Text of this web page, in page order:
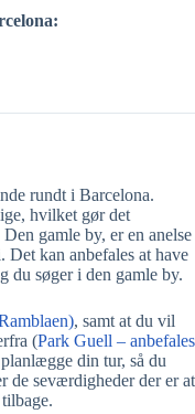
rundt i Barcelona.
hvilket gør det
gamle by, er en anelse
Det kan anbefales at have
du søger i den gamle by.
, samt at du vil
(Park Guell – anbefales
din tur, så du
de seværdigheder der er at